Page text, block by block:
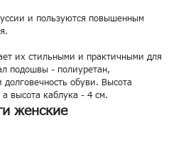
и пользуются повышенным
их стильными и практичными для
подошвы - полиуретан,
обуви. Высота
высота каблука - 4 см.
женские